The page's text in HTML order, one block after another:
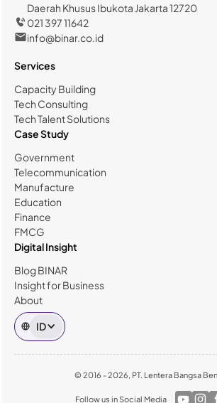
Daerah Khusus Ibukota Jakarta 12720
021 397 11642
info@binar.co.id
Services
Capacity Building
Tech Consulting
Tech Talent Solutions
Case Study
Government
Telecommunication
Manufacture
Education
Finance
FMCG
Digital Insight
Blog BINAR
Insight for Business
About
ID
© 2016 - 2026, PT. Lentera Bangsa
Follow us in Social Media